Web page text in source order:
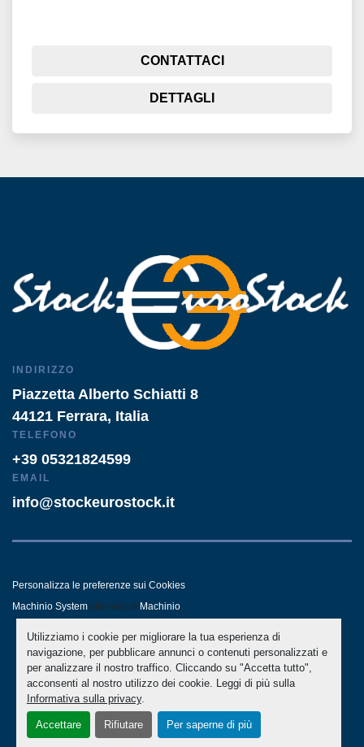
Utilizziamo i cookie per migliorare la tua esperienza di
navigazione, per pubblicare annunci o contenuti personalizzati e
per analizzare il nostro traffico. Cliccando su "Accetta tutto",
acconsenti al nostro utilizzo dei cookie. Leggi di più sulla
Informativa sulla privacy.
Accettare Rifiutare Per saperne di più
CONTATTACI
DETTAGLI
INDIRIZZO
Piazzetta Alberto Schiatti 8
44121 Ferrara, Italia
TELEFONO
+39 05321824599
EMAIL
info@stockeurostock.it
Personalizza le preferenze sui Cookies
Machinio System sito web di Machinio
- LINKEDIN - WHATSAPP